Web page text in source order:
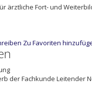
ärztliche Fort- und
Zu Favoriten
der Fachkunde Leitender